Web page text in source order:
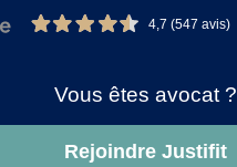
4,7 (547 avis)
Vous êtes avocat ?
Rejoindre Justifit